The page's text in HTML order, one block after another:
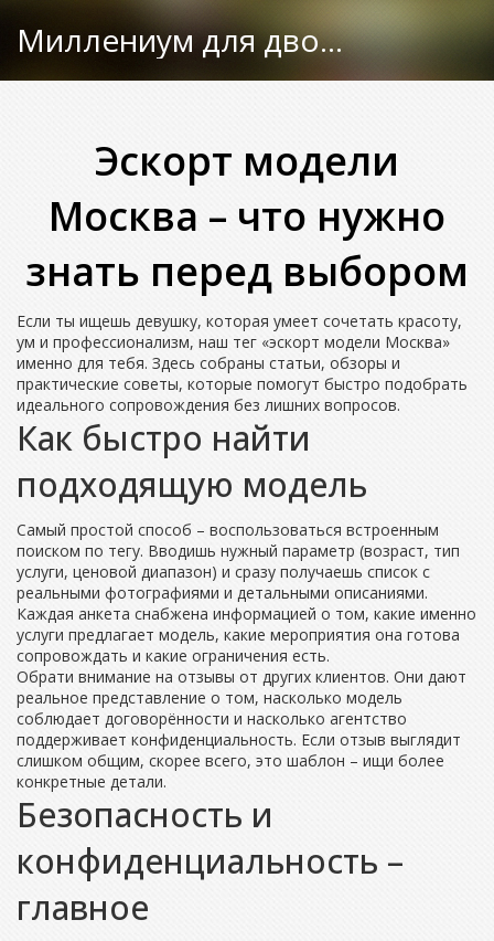
Миллениум для двоих
Эскорт модели
Москва – что нужно
знать перед выбором
Если ты ищешь девушку, которая умеет сочетать красоту,
ум и профессионализм, наш тег «эскорт модели Москва»
именно для тебя. Здесь собраны статьи, обзоры и
практические советы, которые помогут быстро подобрать
идеального сопровождения без лишних вопросов.
Как быстро найти
подходящую модель
Самый простой способ – воспользоваться встроенным
поиском по тегу. Вводишь нужный параметр (возраст, тип
услуги, ценовой диапазон) и сразу получаешь список с
реальными фотографиями и детальными описаниями.
Каждая анкета снабжена информацией о том, какие именно
услуги предлагает модель, какие мероприятия она готова
сопровождать и какие ограничения есть.
Обрати внимание на отзывы от других клиентов. Они дают
реальное представление о том, насколько модель
соблюдает договорённости и насколько агентство
поддерживает конфиденциальность. Если отзыв выглядит
слишком общим, скорее всего, это шаблон – ищи более
конкретные детали.
Безопасность и
конфиденциальность –
главное